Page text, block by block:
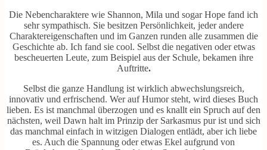
Die Nebencharaktere wie Shannon, Mila und sogar Hope fand ich
sehr sympathisch. Sie besitzen Persönlichkeit, jeder andere
Charaktereigenschaften und im Ganzen runden alle zusammen die
Geschichte ab. Ich fand sie cool. Selbst die negativen oder etwas
bescheuerten Leute, zum Beispiel aus der Schule, bekamen ihre
Auftritte.
Selbst die ganze Handlung ist wirklich abwechslungsreich,
innovativ und erfrischend. Wer auf Humor steht, wird dieses Buch
lieben. Es ist manchmal überzogen und es knallt ein Spruch auf den
nächsten, weil Dawn halt im Prinzip der Sarkasmus pur ist und sich
das manchmal einfach in witzigen Dialogen entlädt, aber ich liebe
es. Auch die Spannung oder etwas Ekel aufgrund von